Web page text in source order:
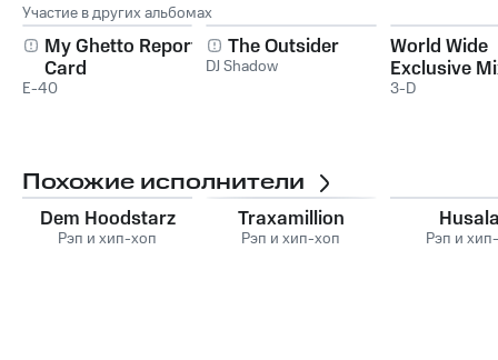
Участие в других альбомах
My Ghetto Report
Card
E-40
The Outsider
DJ Shadow
World Wide
Exclusive
3-D
Похожие исполнители
Dem Hoodstarz
Рэп и хип-хоп
Traxamillion
Рэп и хип-хоп Рэп и